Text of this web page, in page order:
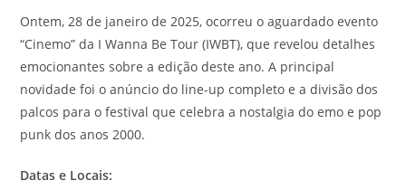
Ontem, 28 de janeiro de 2025, ocorreu o aguardado evento
“Cinemo” da I Wanna Be Tour (IWBT), que revelou detalhes
emocionantes sobre a edição deste ano. A principal
novidade foi o anúncio do line-up completo e a divisão dos
palcos para o festival que celebra a nostalgia do emo e pop
punk dos anos 2000.
Datas e Locais: